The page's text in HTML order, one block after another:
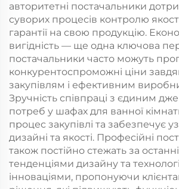
авторитетні постачальники
суворих процесів контролю
гарантії на свою продукцію.
вигідність — ще одна ключова
постачальники часто можуть
конкурентоспроможні ціни
закупівлям і ефективним
Зручність співпраці з єдиним
потреб у шафах для ванної
процес закупівлі та забезпечує
дизайні та якості. Професійні
також постійно стежать за
тенденціями дизайну та
інноваціями, пропонуючи